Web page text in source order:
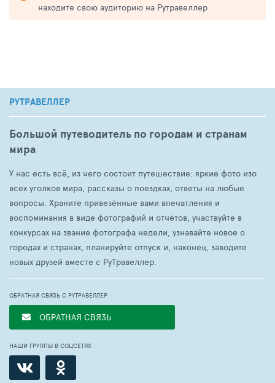
находите свою аудиторию на Рутравеллер
РУТРАВЕЛЛЕР
Большой путеводитель по городам и странам
мира
У нас есть всё, из чего состоит путешествие: яркие фото изо
всех уголков мира, рассказы о поездках, ответы на любые
вопросы. Храните привезённые вами впечатления и
воспоминания в виде фотографий и отчётов, участвуйте в
конкурсах на звание фотографа недели, узнавайте новое о
городах и странах, планируйте отпуск и, наконец, заводите
новых друзей вместе с РуТравеллер.
ОБРАТНАЯ СВЯЗЬ С РУТРАВЕЛЛЕР
ОБРАТНАЯ СВЯЗЬ
НАШИ ГРУППЫ В СОЦСЕТЯХ